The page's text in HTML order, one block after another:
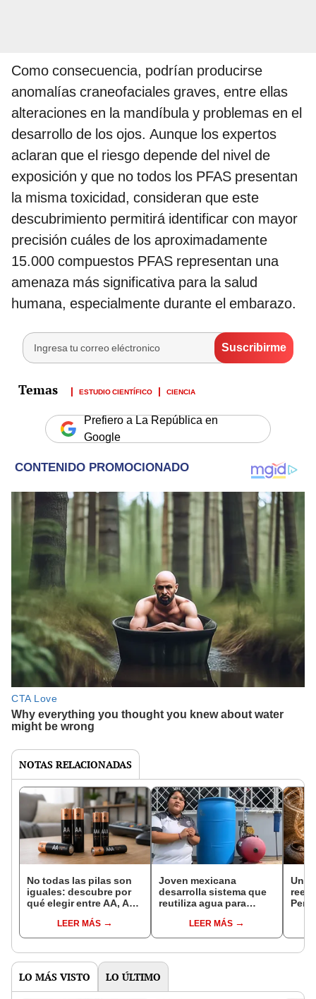
Como consecuencia, podrían producirse
anomalías craneofaciales graves, entre ellas
alteraciones en la mandíbula y problemas en el
desarrollo de los ojos. Aunque los expertos
aclaran que el riesgo depende del nivel de
exposición y que no todos los PFAS presentan
la misma toxicidad, consideran que este
descubrimiento permitirá identificar con mayor
precisión cuáles de los aproximadamente
15.000 compuestos PFAS representan una
amenaza más significativa para la salud
humana, especialmente durante el embarazo.
ESTUDIO CIENTÍFICO CIENCIA
Prefiero a La República en
Google
NOTAS RELACIONADAS
No todas las pilas son
iguales: descubre por
qué elegir entre AA, AAA
duración de tus
dispositivos
LEER MÁS
Joven mexicana
desarrolla sistema que
reutiliza agua para
beneficios ambientales,
sociales y económicos
LEER MÁS
Un
LO MÁS VISTO LO ÚLTIMO